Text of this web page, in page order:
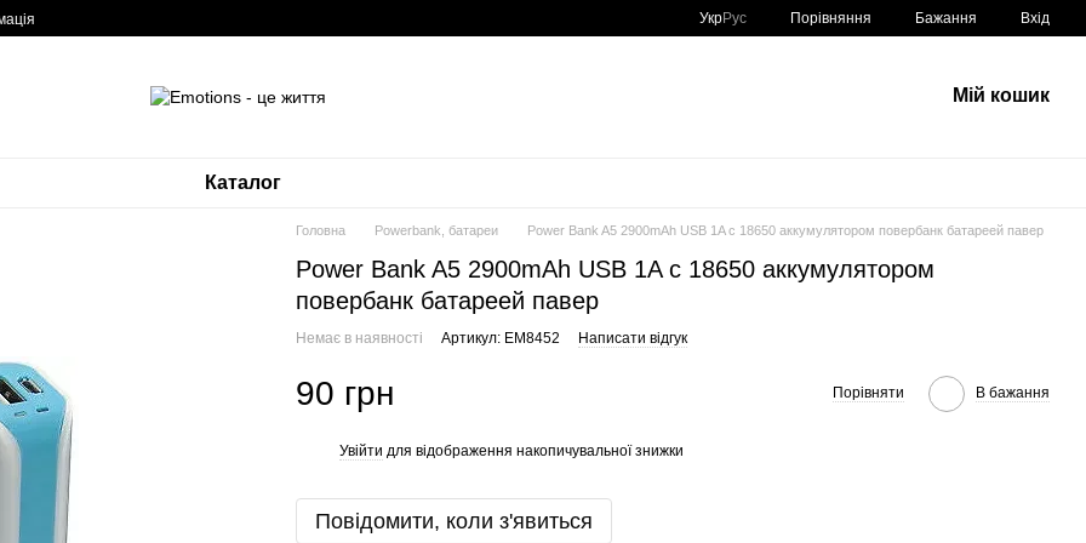
УкрРус Порівняння Бажання Вхід
Мій кошик
Каталог
Головна Powerbank, батареи Power Bank A5 2900mAh USB 1A с 18650 аккумулятором повербанк батареей павер
Power Bank A5 2900mAh USB 1A с 18650 аккумулятором
повербанк батареей павер
Немає в наявності Артикул: EM8452 Написати відгук
90 грн Порівняти В бажання
Увійти для відображення накопичувальної знижки
Повідомити, коли з'явиться